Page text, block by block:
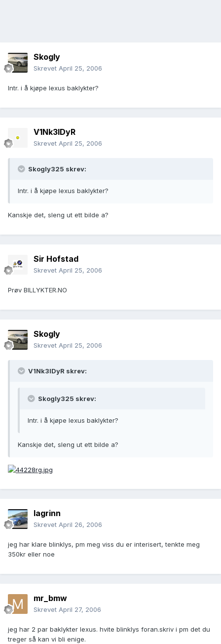
Skogly
Skrevet April 25, 2006
Intr. i å kjøpe lexus baklykter?
V1Nk3lDyR
Skrevet April 25, 2006
Skogly325 skrev:
Intr. i å kjøpe lexus baklykter?
Kanskje det, sleng ut ett bilde a?
Sir Hofstad
Skrevet April 25, 2006
Prøv BILLYKTER.NO
Skogly
Skrevet April 25, 2006
V1Nk3lDyR skrev:
Skogly325 skrev:
Intr. i å kjøpe lexus baklykter?
Kanskje det, sleng ut ett bilde a?
lagrinn
Skrevet April 26, 2006
jeg har klare blinklys, pm meg viss du er interisert, tenkte meg
350kr eller noe
mr_bmw
Skrevet April 27, 2006
jeg har 2 par baklykter lexus. hvite blinklys foran.skriv i pm det du
treger så kan vi bli enige.